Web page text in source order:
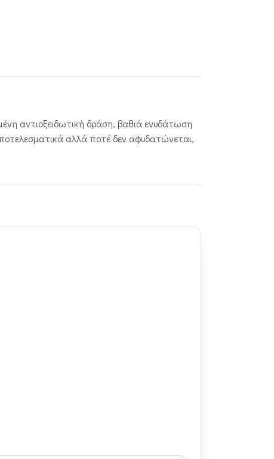
αντιοξειδωτική δράση, βαθιά ενυδάτωση
αλλά ποτέ δεν αφυδατώνεται,